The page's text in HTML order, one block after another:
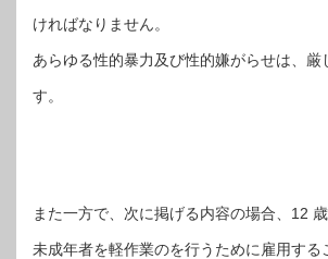
ければなりません。
あらゆる性的暴力及び性的嫌がらせは、厳
す。
また一方で、次に掲げる内容の場合、12
未成年者を軽作業のを行うために雇用する